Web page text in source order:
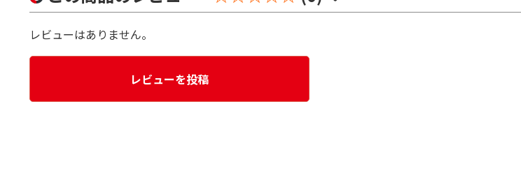
レビューはありません。
レビューを投稿